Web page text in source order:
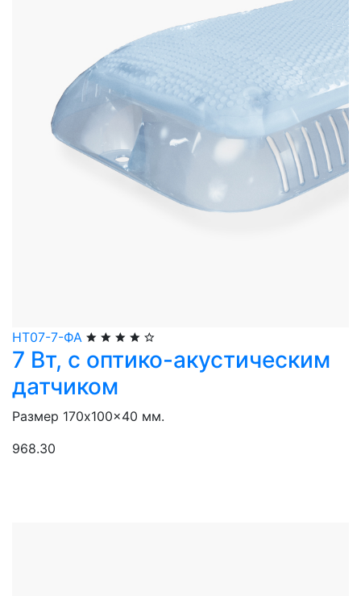
НТ07-7-ФА
7 Вт, с оптико-акустическим
датчиком
Размер 170x100x40 мм.
968.30